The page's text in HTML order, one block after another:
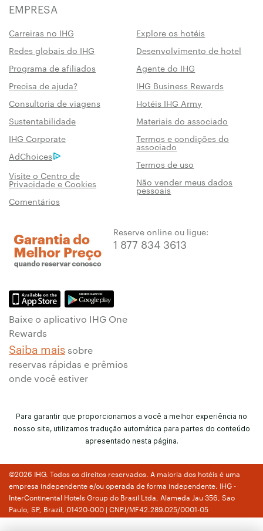
EMPRESA
Carreiras no IHG
Explore os hotéis
Redes globais do IHG
Desenvolvimento de hotel
Programa de afiliados
Agente do IHG
Precisa de ajuda?
IHG Business Rewards
Consultoria de viagens
Hotéis IHG Army
Sustentabilidade
Materiais do associado
IHG Corporate
Termos e condições do
associado
AdChoices
Termos de uso
Visite o Centro de
Privacidade e Cookies Não vender meus dados
pessoais
Comentários
Reserve online ou ligue:
1 877 834 3613
Baixe o aplicativo IHG One
Rewards
Saiba mais sobre
reservas rápidas e prêmios
onde você estiver
Para garantir que proporcionamos a você a melhor experiência no
nosso site, utilizamos tradução automática para partes do conteúdo
apresentado nesta página.
©2026 IHG. Todos os direitos reservados. A maioria dos hotéis é uma
empresa independente e/ou operada de forma independente. IHG -
InterContinental Hotels Group do Brasil Ltda, Alameda Jau 356, Sao
Paulo, SP, Brazil, 01420-000 | CNPJ/MF42.289.025/0001-05